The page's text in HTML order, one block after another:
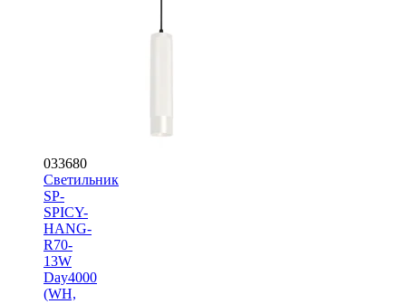
033680
Светильник
SP-
SPICY-
HANG-
R70-
13W
Day4000
(WH,